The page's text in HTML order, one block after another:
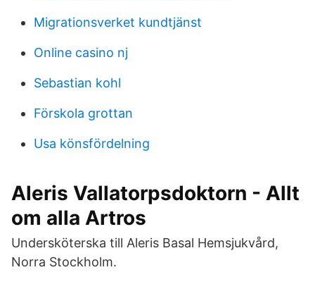
Migrationsverket kundtjänst
Online casino nj
Sebastian kohl
Förskola grottan
Usa könsfördelning
Aleris Vallatorpsdoktorn - Allt
om alla Artros
Undersköterska till Aleris Basal Hemsjukvård,
Norra Stockholm.